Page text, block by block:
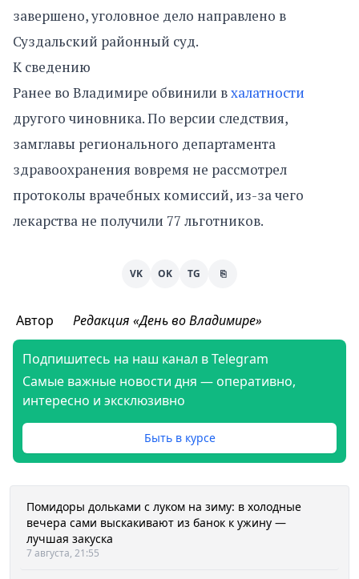
завершено, уголовное дело направлено в
Суздальский районный суд.
К сведению
Ранее во Владимире обвинили вхалатности
другого чиновника. По версии следствия,
замглавы регионального департамента
здравоохранения вовремя не рассмотрел
протоколы врачебных комиссий, из-за чего
лекарства не получили 77 льготников.
VK OK TG ⎘
Автор Редакция «День во Владимире»
Подпишитесь на наш канал в Telegram
Самые важные новости дня — оперативно,
интересно и эксклюзивно
Быть в курсе
Помидоры дольками с луком на зиму: в холодные
вечера сами выскакивают из банок к ужину —
лучшая закуска
7 августа, 21:55